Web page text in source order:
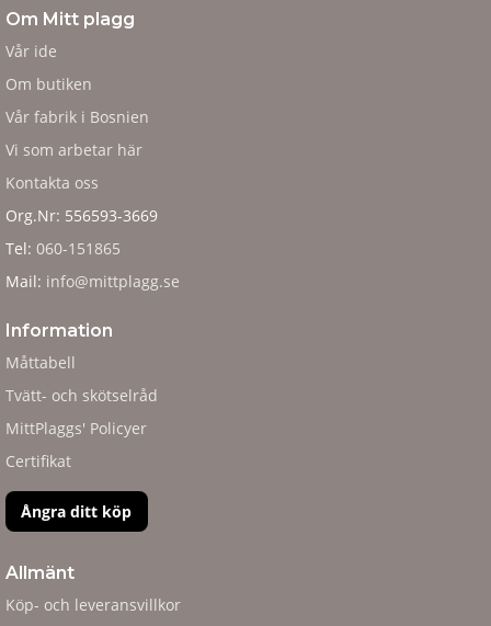
Om Mitt plagg
Vår ide
Om butiken
Vår fabrik i Bosnien
Vi som arbetar här
Kontakta oss
Org.Nr: 556593-3669
Tel: 060-151865
Mail: info@mittplagg.se
Information
Måttabell
Tvätt- och skötselråd
MittPlaggs' Policyer
Certifikat
Ångra ditt köp
Allmänt
Köp- och leveransvillkor